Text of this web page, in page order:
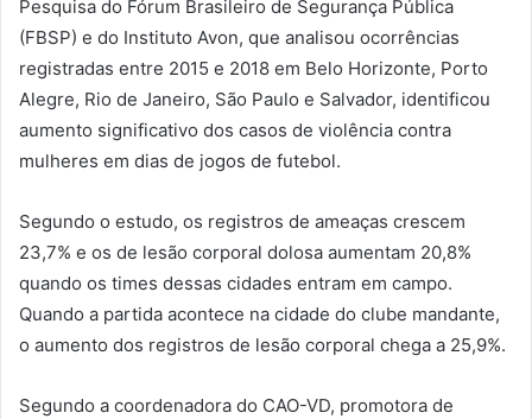
Pesquisa do Fórum Brasileiro de Segurança Pública
(FBSP) e do Instituto Avon, que analisou ocorrências
registradas entre 2015 e 2018 em Belo Horizonte, Porto
Alegre, Rio de Janeiro, São Paulo e Salvador, identificou
aumento significativo dos casos de violência contra
mulheres em dias de jogos de futebol.
Segundo o estudo, os registros de ameaças crescem
23,7% e os de lesão corporal dolosa aumentam 20,8%
quando os times dessas cidades entram em campo.
Quando a partida acontece na cidade do clube mandante,
o aumento dos registros de lesão corporal chega a 25,9%.
Segundo a coordenadora do CAO-VD, promotora de